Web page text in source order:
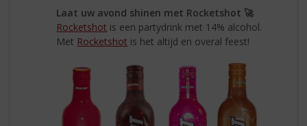
Laat uw avond shinen met Rocketshot 🚀
Rocketshot is een partydrink met 14% alcohol.
Met Rocketshot is het altijd en overal feest!